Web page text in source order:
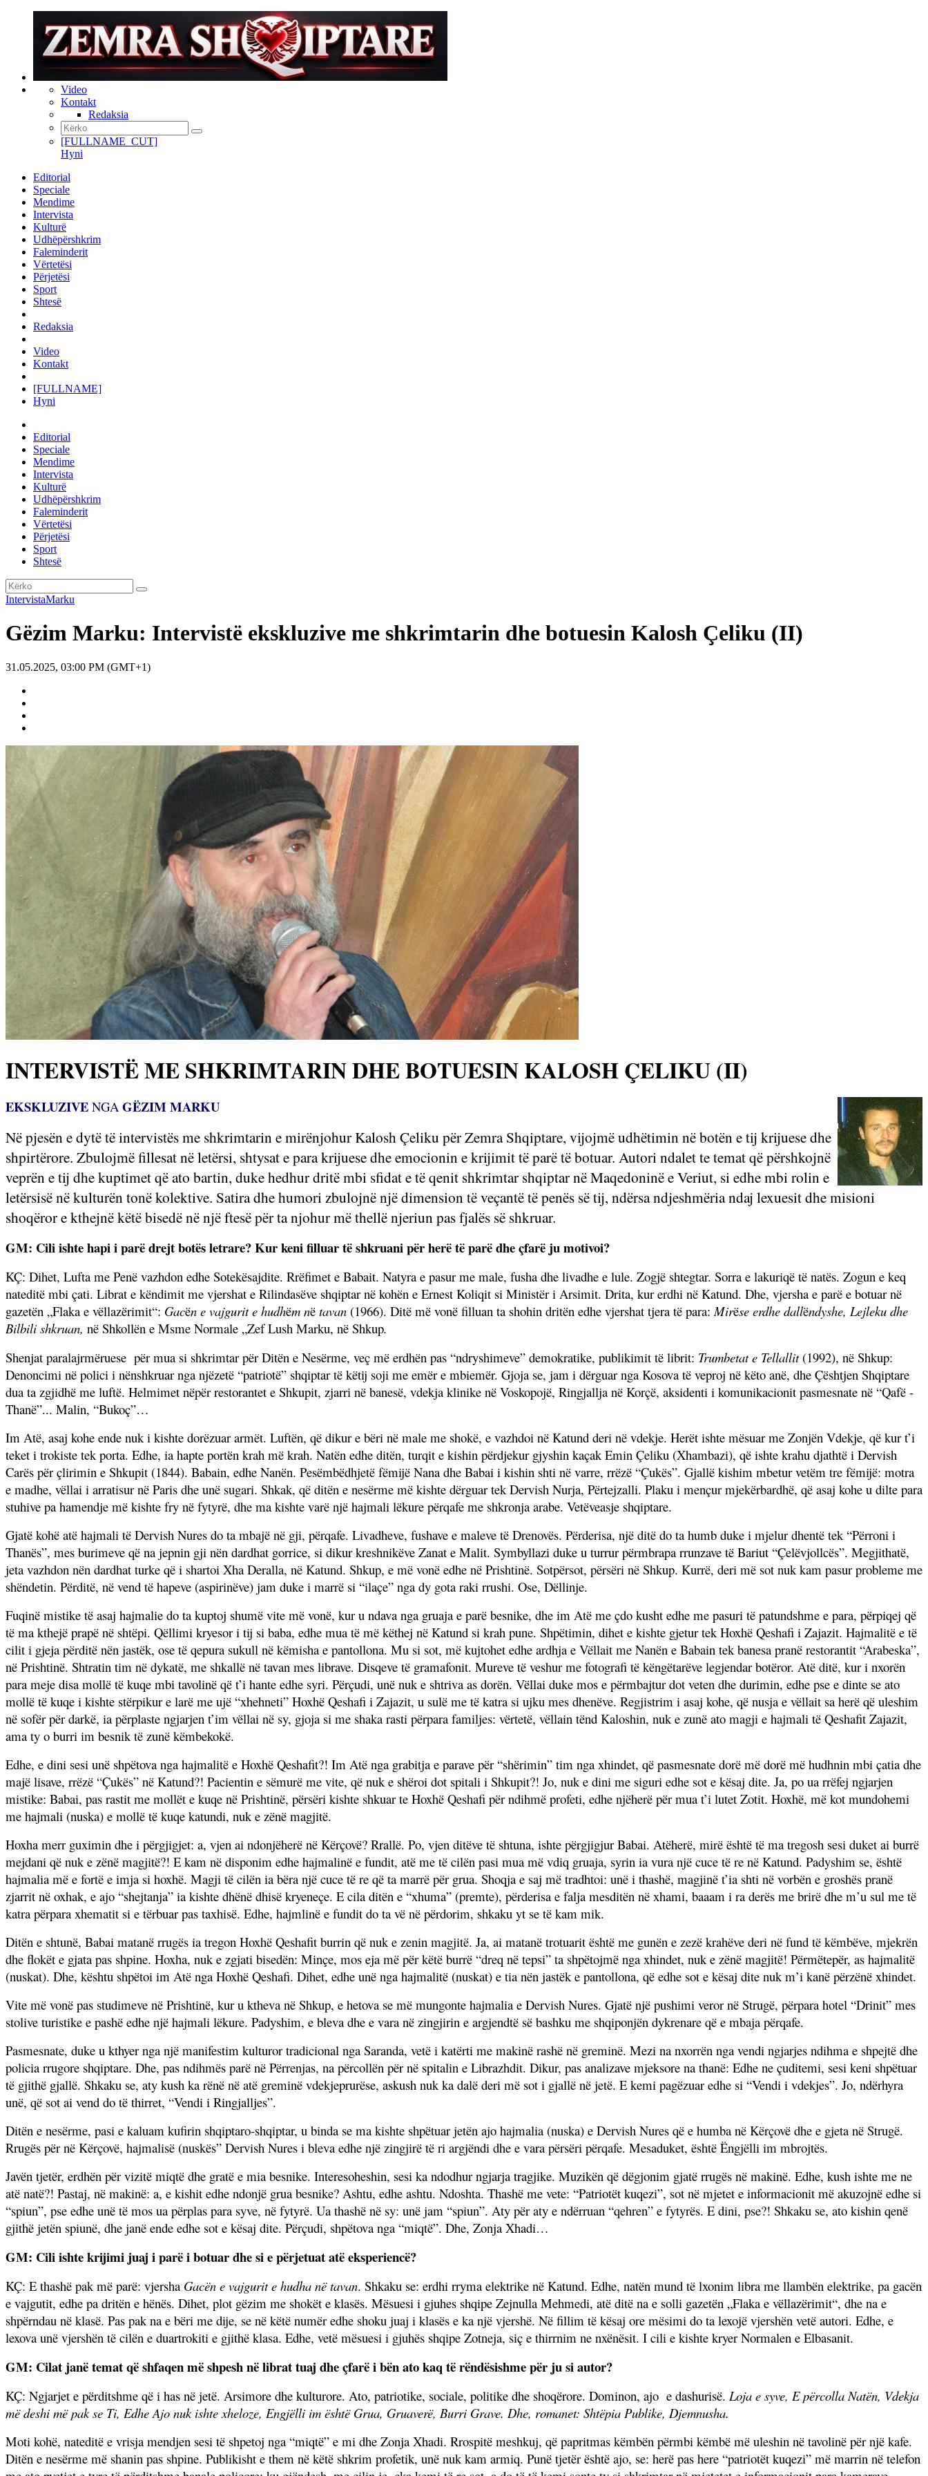
Video
Kontakt
Redaksia
[FULLNAME_CUT]
Hyni
Editorial
Speciale
Mendime
Intervista
Kulturë
Udhëpërshkrim
Faleminderit
Vërtetësi
Përjetësi
Sport
Shtesë
Redaksia
Video
Kontakt
[FULLNAME]
Hyni
Editorial
Speciale
Mendime
Intervista
Kulturë
Udhëpërshkrim
Faleminderit
Vërtetësi
Përjetësi
Sport
Shtesë
IntervistaMarku
Gëzim Marku: Intervistë ekskluzive me shkrimtarin dhe botuesin Kalosh Çeliku (II)
31.05.2025, 03:00 PM (GMT+1)
INTERVISTË ME SHKRIMTARIN DHE BOTUESIN KALOSH ÇELIKU (II)
EKSKLUZIVE NGA GËZIM MARKU
Në pjesën e dytë të intervistës me shkrimtarin e mirënjohur Kalosh Çeliku për Zemra Shqiptare, vijojmë udhëtimin në botën e tij krijuese dhe
shpirtërore. Zbulojmë fillesat në letërsi, shtysat e para krijuese dhe emocionin e krijimit të parë të botuar. Autori ndalet te temat që përshkojnë
veprën e tij dhe kuptimet që ato bartin, duke hedhur dritë mbi sfidat e të qenit shkrimtar shqiptar në Maqedoninë e Veriut, si edhe mbi rolin e
letërsisë në kulturën tonë kolektive. Satira dhe humori zbulojnë një dimension të veçantë të penës së tij, ndërsa ndjeshmëria ndaj lexuesit dhe misioni
shoqëror e kthejnë këtë bisedë në një ftesë për ta njohur më thellë njeriun pas fjalës së shkruar.
GM: Cili ishte hapi i parë drejt botës letrare? Kur keni filluar të shkruani për herë të parë dhe çfarë ju motivoi?
KÇ: Dihet, Lufta me Penë vazhdon edhe Sotekësajdite. Rrëfimet e Babait. Natyra e pasur me male, fusha dhe livadhe e lule. Zogjë shtegtar. Sorra e lakuriqë të natës. Zogun e keq
nateditë mbi çati. Librat e këndimit me vjershat e Rilindasëve shqiptar në kohën e Ernest Koliqit si Ministër i Arsimit. Drita, kur erdhi në Katund. Dhe, vjersha e parë e botuar në
gazetën „Flaka e vëllazërimit“: Gacën e vajgurit e hudhëm në tavan (1966). Ditë më vonë filluan ta shohin dritën edhe vjershat tjera të para: Mirëse erdhe dallëndyshe, Lejleku dhe
Bilbili shkruan, në Shkollën e Msme Normale „Zef Lush Marku, në Shkup.
Shenjat paralajrmëruese për mua si shkrimtar për Ditën e Nesërme, veç më erdhën pas “ndryshimeve” demokratike, publikimit të librit: Trumbetat e Tellallit(1992), në Shkup:
Denoncimi në polici i nënshkruar nga njëzetë “patriotë” shqiptar të këtij soji me emër e mbiemër. Gjoja se, jam i dërguar nga Kosova të veproj në këto anë, dhe Çështjen Shqiptare
dua ta zgjidhë me luftë. Helmimet nëpër restorantet e Shkupit, zjarri në banesë, vdekja klinike në Voskopojë, Ringjallja në Korçë, aksidenti i komunikacionit pasmesnate në “Qafë -
Thanë”... Malin, “Bukoç”…
Im Atë, asaj kohe ende nuk i kishte dorëzuar armët. Luftën, që dikur e bëri në male me shokë, e vazhdoi në Katund deri në vdekje. Herët ishte mësuar me Zonjën Vdekje, që kur t’i
teket i trokiste tek porta. Edhe, ia hapte portën krah më krah. Natën edhe ditën, turqit e kishin përdjekur gjyshin kaçak Emin Çeliku (Xhambazi), që ishte krahu djathtë i Dervish
Carës për çlirimin e Shkupit (1844). Babain, edhe Nanën. Pesëmbëdhjetë fëmijë Nana dhe Babai i kishin shti në varre, rrëzë “Çukës”. Gjallë kishim mbetur vetëm tre fëmijë: motra
e madhe, vëllai i arratisur në Paris dhe unë sugari. Shkak, që ditën e nesërme më kishte dërguar tek Dervish Nurja, Përtejzalli. Plaku i mençur mjekërbardhë, që asaj kohe u dilte para
stuhive pa hamendje më kishte fry në fytyrë, dhe ma kishte varë një hajmali lëkure përqafe me shkronja arabe. Vetëveasje shqiptare.
Gjatë kohë atë hajmali të Dervish Nures do ta mbajë në gji, përqafe. Livadheve, fushave e maleve të Drenovës. Përderisa, një ditë do ta humb duke i mjelur dhentë tek “Përroni i
Thanës”, mes burimeve që na jepnin gji nën dardhat gorrice, si dikur kreshnikëve Zanat e Malit. Symbyllazi duke u turrur përmbrapa rrunzave të Bariut “Çelëvjollcës”. Megjithatë,
jeta vazhdon nën dardhat turke që i shartoi Xha Deralla, në Katund. Shkup, e më vonë edhe në Prishtinë. Sotpërsot, përsëri në Shkup. Kurrë, deri më sot nuk kam pasur probleme me
shëndetin. Përditë, në vend të hapeve (aspirinëve) jam duke i marrë si “ilaçe” nga dy gota raki rrushi. Ose, Dëllinje.
Fuqinë mistike të asaj hajmalie do ta kuptoj shumë vite më vonë, kur u ndava nga gruaja e parë besnike, dhe im Atë me çdo kusht edhe me pasuri të patundshme e para, përpiqej që
të ma kthejë prapë në shtëpi. Qëllimi kryesor i tij si baba, edhe mua të më këthej në Katund si krah pune. Shpëtimin, dihet e kishte gjetur tek Hoxhë Qeshafi i Zajazit. Hajmalitë e të
cilit i gjeja përditë nën jastëk, ose të qepura sukull në këmisha e pantollona. Mu si sot, më kujtohet edhe ardhja e Vëllait me Nanën e Babain tek banesa pranë restorantit “Arabeska”,
në Prishtinë. Shtratin tim në dykatë, me shkallë në tavan mes librave. Disqeve të gramafonit. Mureve të veshur me fotografi të këngëtarëve legjendar botëror. Atë ditë, kur i nxorën
para meje disa mollë të kuqe mbi tavolinë që t’i hante edhe syri. Përçudi, unë nuk e shtriva as dorën. Vëllai duke mos e përmbajtur dot veten dhe durimin, edhe pse e dinte se ato
mollë të kuqe i kishte stërpikur e larë me ujë “xhehneti” Hoxhë Qeshafi i Zajazit, u sulë me të katra si ujku mes dhenëve. Regjistrim i asaj kohe, që nusja e vëllait sa herë që uleshim
në sofër për darkë, ia përplaste ngjarjen t’im vëllai në sy, gjoja si me shaka rasti përpara familjes: vërtetë, vëllain tënd Kaloshin, nuk e zunë ato magji e hajmali të Qeshafit Zajazit,
ama ty o burri im besnik të zunë këmbekokë.
Edhe, e dini sesi unë shpëtova nga hajmalitë e Hoxhë Qeshafit?! Im Atë nga grabitja e parave për “shërimin” tim nga xhindet, që pasmesnate dorë më dorë më hudhnin mbi çatia dhe
majë lisave, rrëzë “Çukës” në Katund?! Pacientin e sëmurë me vite, që nuk e shëroi dot spitali i Shkupit?! Jo, nuk e dini me siguri edhe sot e kësaj dite. Ja, po ua rrëfej ngjarjen
mistike: Babai, pas rastit me mollët e kuqe në Prishtinë, përsëri kishte shkuar te Hoxhë Qeshafi për ndihmë profeti, edhe njëherë për mua t’i lutet Zotit. Hoxhë, më kot mundohemi
me hajmali (nuska) e mollë të kuqe katundi, nuk e zënë magjitë.
Hoxha merr guximin dhe i përgjigjet: a, vjen ai ndonjëherë në Kërçovë? Rrallë. Po, vjen ditëve të shtuna, ishte përgjigjur Babai. Atëherë, mirë është të ma tregosh sesi duket ai burrë
mejdani që nuk e zënë magjitë?! E kam në disponim edhe hajmalinë e fundit, atë me të cilën pasi mua më vdiq gruaja, syrin ia vura një cuce të re në Katund. Padyshim se, është
hajmalia më e fortë e imja si hoxhë. Magji të cilën ia bëra një cuce të re që ta marrë për grua. Shoqja e saj më tradhtoi: unë i thashë, magjinë t’ia shti në vorbën e groshës pranë
zjarrit në oxhak, e ajo “shejtanja” ia kishte dhënë dhisë kryeneçe. E cila ditën e “xhuma” (premte), përderisa e falja mesditën në xhami, baaam i ra derës me brirë dhe m’u sul me të
katra përpara xhematit si e tërbuar pas taxhisë. Edhe, hajmlinë e fundit do ta vë në përdorim, shkaku yt se të kam mik.
Ditën e shtunë, Babai matanë rrugës ia tregon Hoxhë Qeshafit burrin që nuk e zenin magjitë. Ja, ai matanë trotuarit është me gunën e zezë krahëve deri në fund të këmbëve, mjekrën
dhe flokët e gjata pas shpine. Hoxha, nuk e zgjati bisedën: Minçe, mos eja më për këtë burrë “dreq në tepsi” ta shpëtojmë nga xhindet, nuk e zënë magjitë! Përmëtepër, as hajmalitë
(nuskat). Dhe, kështu shpëtoi im Atë nga Hoxhë Qeshafi. Dihet, edhe unë nga hajmalitë (nuskat) e tia nën jastëk e pantollona, që edhe sot e kësaj dite nuk m’i kanë përzënë xhindet.
Vite më vonë pas studimeve në Prishtinë, kur u ktheva në Shkup, e hetova se më mungonte hajmalia e Dervish Nures. Gjatë një pushimi veror në Strugë, përpara hotel “Drinit” mes
stolive turistike e pashë edhe një hajmali lëkure. Padyshim, e bleva dhe e vara në zingjirin e argjendtë së bashku me shqiponjën dykrenare që e mbaja përqafe.
Pasmesnate, duke u kthyer nga një manifestim kulturor tradicional nga Saranda, vetë i katërti me makinë rashë në greminë. Mezi na nxorrën nga vendi ngjarjes ndihma e shpejtë dhe
policia rrugore shqiptare. Dhe, pas ndihmës parë në Përrenjas, na përcollën për në spitalin e Librazhdit. Dikur, pas analizave mjeksore na thanë: Edhe ne çuditemi, sesi keni shpëtuar
të gjithë gjallë. Shkaku se, aty kush ka rënë në atë greminë vdekjeprurëse, askush nuk ka dalë deri më sot i gjallë në jetë. E kemi pagëzuar edhe si “Vendi i vdekjes”. Jo, ndërhyra
unë, që sot ai vend do të thirret, “Vendi i Ringjalljes”.
Ditën e nesërme, pasi e kaluam kufirin shqiptaro-shqiptar, u binda se ma kishte shpëtuar jetën ajo hajmalia (nuska) e Dervish Nures që e humba në Kërçovë dhe e gjeta në Strugë.
Rrugës për në Kërçovë, hajmalisë (nuskës” Dervish Nures i bleva edhe një zingjirë të ri argjëndi dhe e vara përsëri përqafe. Mesaduket, është Ëngjëlli im mbrojtës.
Javën tjetër, erdhën për vizitë miqtë dhe gratë e mia besnike. Interesoheshin, sesi ka ndodhur ngjarja tragjike. Muzikën që dëgjonim gjatë rrugës në makinë. Edhe, kush ishte me ne
atë natë?! Pastaj, në makinë: a, e kishit edhe ndonjë grua besnike? Ashtu, edhe ashtu. Ndoshta. Thashë me vete: “Patriotët kuqezi”, sot në mjetet e informacionit më akuzojnë edhe si
“spiun”, pse edhe unë të mos ua përplas para syve, në fytyrë. Ua thashë në sy: unë jam “spiun”. Aty për aty e ndërruan “qehren” e fytyrës. E dini, pse?! Shkaku se, ato kishin qenë
gjithë jetën spiunë, dhe janë ende edhe sot e kësaj dite. Përçudi, shpëtova nga “miqtë”. Dhe, Zonja Xhadi…
GM: Cili ishte krijimi juaj i parë i botuar dhe si e përjetuat atë eksperiencë?
KÇ: E thashë pak më parë: vjersha Gacën e vajgurit e hudha nëtavan. Shkaku se: erdhi rryma elektrike në Katund. Edhe, natën mund të lxonim libra me llambën elektrike, pa gacën
e vajgutit, edhe pa dritën e hënës. Dihet, plot gëzim me shokët e klasës. Mësuesi i gjuhes shqipe Zejnulla Mehmedi, atë ditë na e solli gazetën „Flaka e vëllazërimit“, dhe na e
shpërndau në klasë. Pas pak na e bëri me dije, se në këtë numër edhe shoku juaj i klasës e ka një vjershë. Në fillim të kësaj ore mësimi do ta lexojë vjershën vetë autori. Edhe, e
lexova unë vjershën të cilën e duartrokiti e gjithë klasa. Edhe, vetë mësuesi i gjuhës shqipe Zotneja, siç e thirrnim ne nxënësit. I cili e kishte kryer Normalen e Elbasanit.
GM: Cilat janë temat që shfaqen më shpesh në librat tuaj dhe çfarë i bën ato kaq të rëndësishme për ju si autor?
KÇ: Ngjarjet e përditshme që i has në jetë. Arsimore dhe kulturore. Ato, patriotike, sociale, politike dhe shoqërore. Dominon, ajo e dashurisë. Loja e syve, E përcolla Natën, Vdekja
mëdeshi mëpak se Ti, Edhe Ajo nuk ishte xheloze, Engjëlli im ështëGrua, Gruaverë, Burri Grave. Dhe, romanet: Shtëpia Publike, Djemnusha.
Moti kohë, nateditë e vrisja mendjen sesi të shpetoj nga “miqtë” e mi dhe Zonja Xhadi. Rrospitë meshkuj, që papritmas këmbën përmbi këmbë më uleshin në tavolinë për një kafe.
Ditën e nesërme më shanin pas shpine. Publikisht e them në këtë shkrim profetik, unë nuk kam armiq. Punë tjetër është ajo, se: herë pas here “patriotët kuqezi” më marrin në telefon